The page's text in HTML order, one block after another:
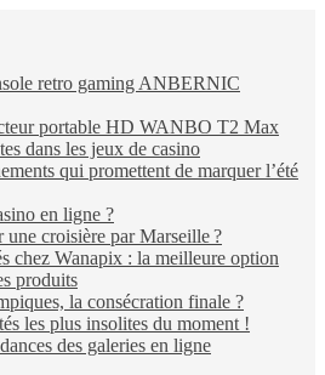
retro gaming ANBERNIC
portable HD WANBO T2 Max
dans les jeux de casino
qui promettent de marquer l’été
en ligne ?
une croisière par Marseille ?
chez Wanapix : la meilleure option
produits
la consécration finale ?
les plus insolites du moment !
des galeries en ligne